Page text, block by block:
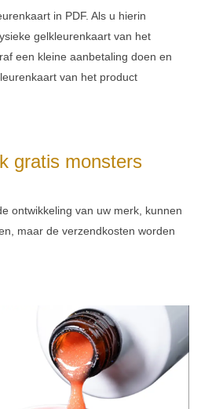
in PDF. Als u hierin
gelkleurenkaart van het
een kleine aanbetaling doen en
van het product
gratis monsters
ontwikkeling van uw merk, kunnen
maar de verzendkosten worden